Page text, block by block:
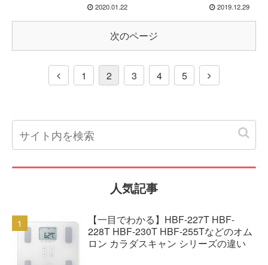
2020.01.22 2019.12.29
次のページ
1 2 3 4 5
人気記事
【一目でわかる】HBF-227T HBF-
228T HBF-230T HBF-255Tなどのオム
ロン カラダスキャン シリーズの違い